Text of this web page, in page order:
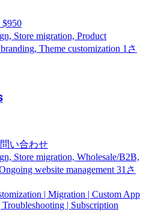
Store migration, Product
Theme customization 1さ
い合わせ
Store migration, Wholesale/B2B,
website management 31さ